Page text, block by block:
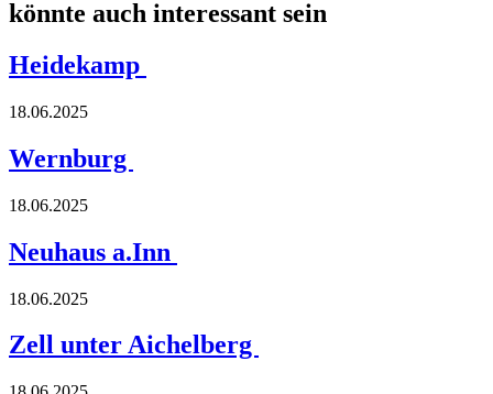
könnte auch interessant sein
Heidekamp
18.06.2025
Wernburg
18.06.2025
Neuhaus a.Inn
18.06.2025
Zell unter Aichelberg